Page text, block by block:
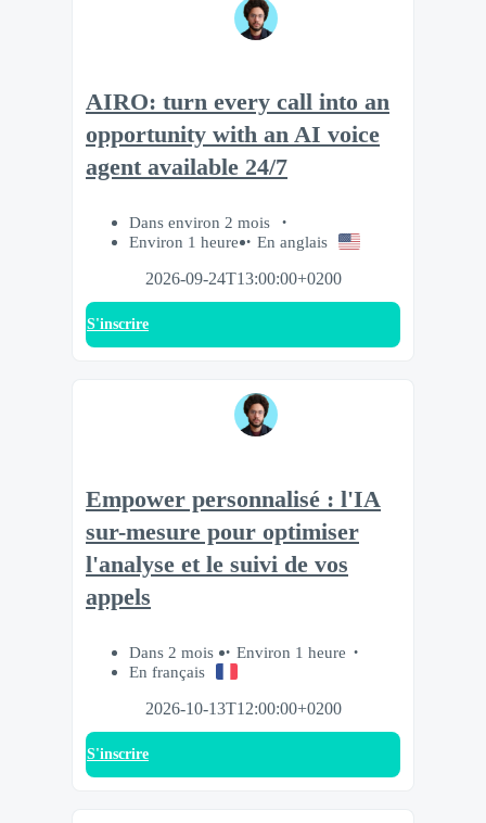
AIRO: turn every call into an
opportunity with an AI voice
agent available 24/7
Dans environ 2 mois
Environ 1 heure
En anglais
2026-09-24T13:00:00+0200
S'inscrire
Empower personnalisé : l'IA
sur-mesure pour optimiser
l'analyse et le suivi de vos
appels
Dans 2 mois
Environ 1 heure
En français
2026-10-13T12:00:00+0200
S'inscrire